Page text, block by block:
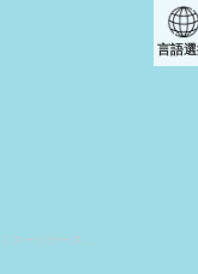
言語